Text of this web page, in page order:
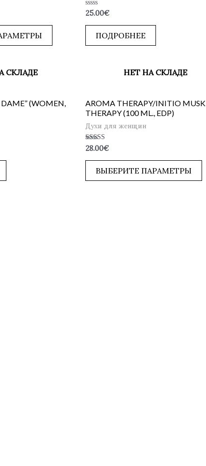
Оценка
из
25.00€
ПОДРОБНЕЕ
СКЛАДЕ
(WOMEN,
НЕТ НА СКЛАДЕ
AROMA THERAPY/INITIO MUSK
THERAPY (100 ML., EDP)
Духи для женщин
Оценка
5.00
из 5
28.00€
ВЫБЕРИТЕ ПАРАМЕТРЫ